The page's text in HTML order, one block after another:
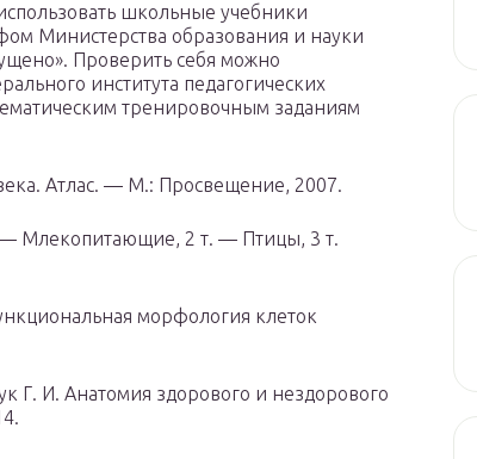
школьные учебники
Министерства образования и науки
Проверить себя можно
института педагогических
тренировочным заданиям
Атлас. — М.: Просвещение, 2007.
Млекопитающие, 2 т. — Птицы, 3 т.
морфология клеток
Г. И. Анатомия здорового и нездорового